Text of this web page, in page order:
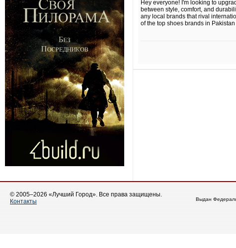
Hey everyone! I'm looking to
between style, comfort, and
any local brands that rival
of the top shoes brands in
© 2005–2026 «Лучший Город». Все права защищены.
Контакты
Выдан